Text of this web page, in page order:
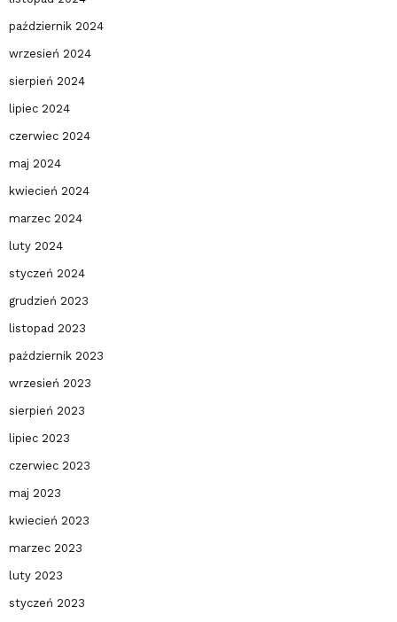
październik 2024
wrzesień 2024
sierpień 2024
lipiec 2024
czerwiec 2024
maj 2024
kwiecień 2024
marzec 2024
luty 2024
styczeń 2024
grudzień 2023
listopad 2023
październik 2023
wrzesień 2023
sierpień 2023
lipiec 2023
czerwiec 2023
maj 2023
kwiecień 2023
marzec 2023
luty 2023
styczeń 2023